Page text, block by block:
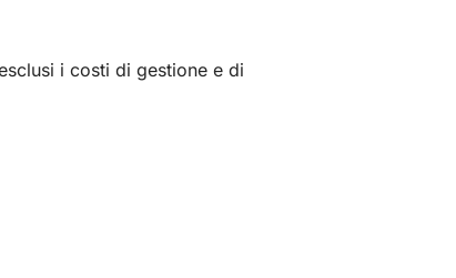
i costi di gestione e di